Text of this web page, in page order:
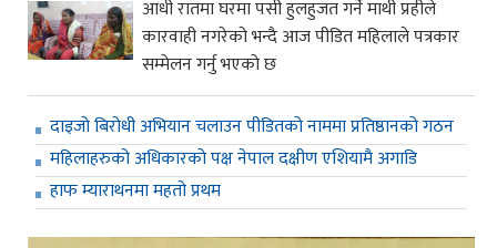
आधी रातमा घरमा पसी हुलहुजत गर्ने माथी प्रहीले
कारवाही नगरेको भन्दै आज पीडित महिलाले पत्रकार
सम्मेलन गर्नु भएको छ
दाइजो बिरोधी अभियान चलाउन पीडितको नाममा प्रतिष्ठानको गठन
महिलाहरुको अधिकारको पक्ष नेपाल दक्षीण एशियामै अगाडि
हाफ म्याराथनमा महतो प्रथम